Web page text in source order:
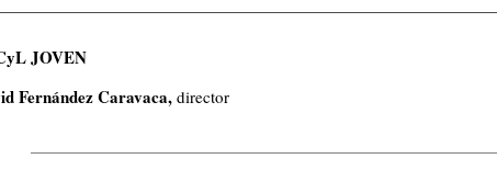
JOVEN
Fernández Caravaca, director